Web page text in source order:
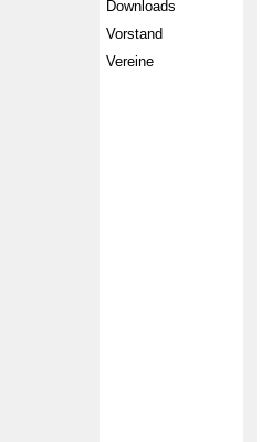
Downloads
Vorstand
Vereine